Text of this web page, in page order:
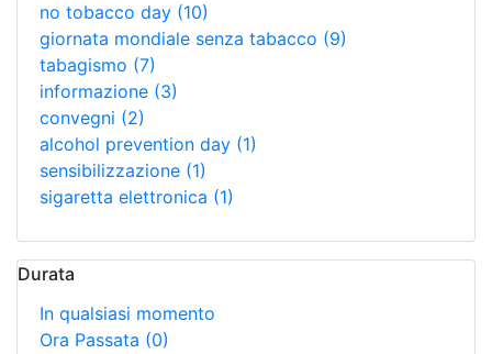
no tobacco day (10)
giornata mondiale senza tabacco (9)
tabagismo (7)
informazione (3)
convegni (2)
alcohol prevention day (1)
sensibilizzazione (1)
sigaretta elettronica (1)
Durata
In qualsiasi momento
Ora Passata (0)